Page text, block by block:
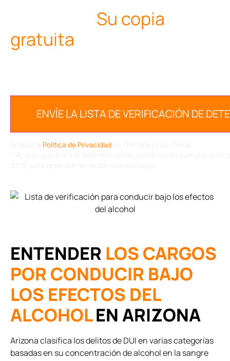
Su copia
gratuita
ENVÍE LA LISTA DE VERIFICACIÓN DE
Política de Privacidad
ENTENDER LOS CARGOS
POR CONDUCIR BAJO
LOS EFECTOS DEL
ALCOHOLEN ARIZONA
Arizona clasifica los delitos de DUI en varias categorías
basadas en su concentración de alcohol en la sangre